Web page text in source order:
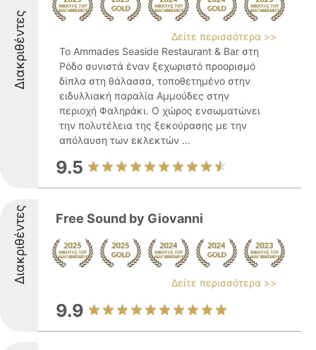
Διακριθέντες
Δείτε περισσότερα >>
Το Ammades Seaside Restaurant & Bar στη
Ρόδο συνιστά έναν ξεχωριστό προορισμό
δίπλα στη θάλασσα, τοποθετημένο στην
ειδυλλιακή παραλία Αμμούδες στην
περιοχή Φαληράκι. Ο χώρος ενσωματώνει
την πολυτέλεια της ξεκούρασης με την
απόλαυση των εκλεκτών ...
9.5
Διακριθέντες Free Sound by Giovanni
Δείτε περισσότερα >>
9.9